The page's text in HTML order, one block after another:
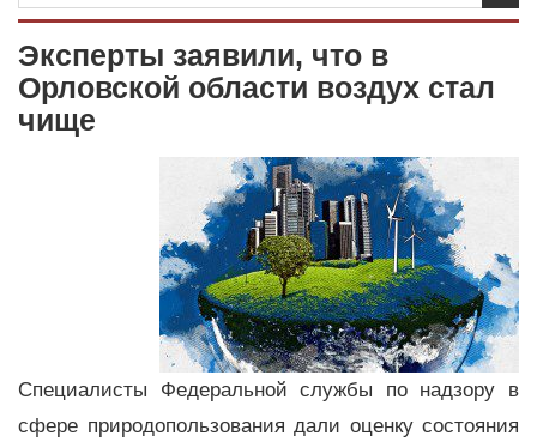
Эксперты заявили, что в
Орловской области воздух стал
чище
Специалисты Федеральной службы по надзору в
сфере природопользования дали оценку состояния